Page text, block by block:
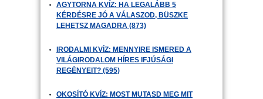
AGYTORNA KVÍZ: HA LEGALÁBB 5
KÉRDÉSRE JÓ A VÁLASZOD, BÜSZKE
LEHETSZ MAGADRA (873)
IRODALMI KVÍZ: MENNYIRE ISMERED A
VILÁGIRODALOM HÍRES IFJÚSÁGI
REGÉNYEIT? (595)
OKOSÍTÓ KVÍZ: MOST MUTASD MEG MIT